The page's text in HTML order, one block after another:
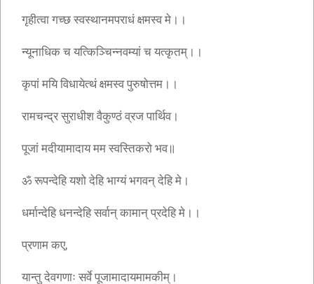
गृहीत्वा गच्छ स्वस्थानमपराधं क्षमस्व मे।।
न्यूनाधिक च यत्किञ्चिन्नवम्यां च यत्कृतम्।।
कृपां मयि विधायेत्थं क्षमस्व पुरुषोत्तम।।
रामचन्द्र सुराधीश वैकुण्ठं व्रज पार्थिव।
पूजां मदीयामादाय मम स्वस्तिकरो भव॥
ॐ रूपन्देहि यशो देहि भाग्यं भगवन् देहि मे।
धर्मान्देहि धनन्देहि सर्वान् कामान् प्रदेहि मे।।
प्रणाम कए,
यान्तु देवगणाः सर्वे पूजामादायमामकीम्।